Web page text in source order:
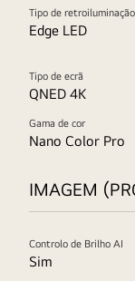
Tipo de retroiluminação
Edge LED
Tipo de ecrã
QNED 4K
Gama de cor
Nano Color Pro
IMAGEM
Controlo de Brilho AI
Sim